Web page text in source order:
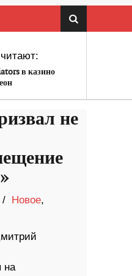
в казино
не
/ Новое,
на